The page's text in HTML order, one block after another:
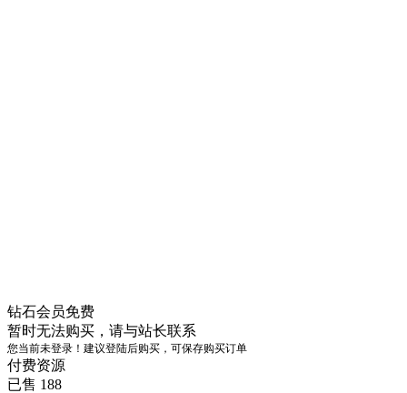
钻石会员免费
暂时无法购买，请与站长联系
您当前未登录！建议登陆后购买，可保存购买订单
付费资源
已售 188